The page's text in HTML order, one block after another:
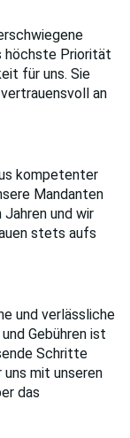
höchste Priorität
für uns. Sie
an
kompetenter
Mandanten
und wir
stets aufs
und verlässliche
Gebühren ist
Schritte
mit unseren
das